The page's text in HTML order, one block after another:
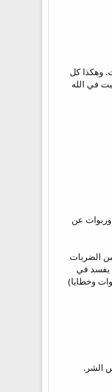
وهكذا كل
في الله
وربوات عن
الضربات
يفسد في
وخطايا)
الشر.